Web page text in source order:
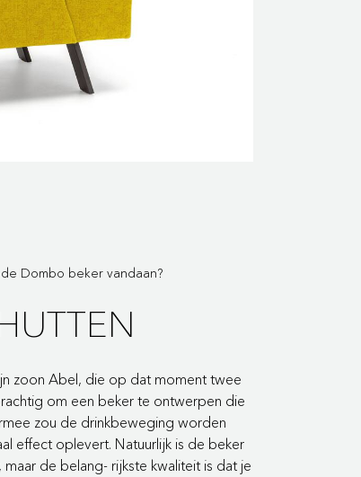
Dombo beker vandaan?
zoon Abel, die op dat moment twee
om een beker te ontwerpen die
zou de drinkbeweging worden
effect oplevert. Natuurlijk is de beker
de belang- rijkste kwaliteit is dat je